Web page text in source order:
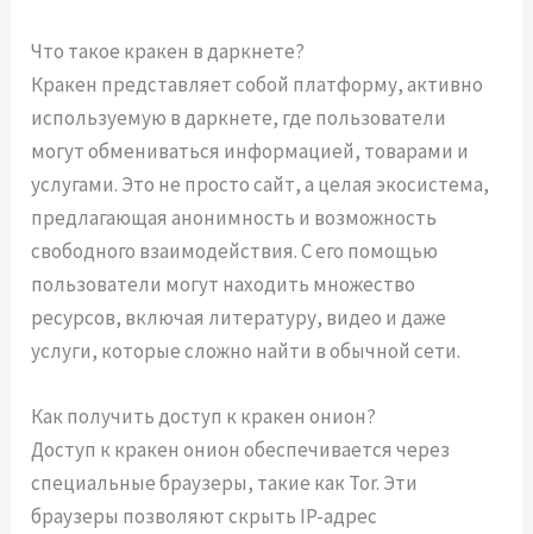
Что такое кракен в даркнете?
Кракен представляет собой платформу, активно
используемую в даркнете, где пользователи
могут обмениваться информацией, товарами и
услугами. Это не просто сайт, а целая экосистема,
предлагающая анонимность и возможность
свободного взаимодействия. С его помощью
пользователи могут находить множество
ресурсов, включая литературу, видео и даже
услуги, которые сложно найти в обычной сети.
Как получить доступ к кракен онион?
Доступ к кракен онион обеспечивается через
специальные браузеры, такие как Tor. Эти
браузеры позволяют скрыть IP-адрес